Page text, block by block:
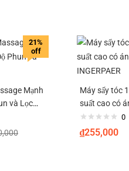
21%
off
Mạnh
và Lọc
Máy sấy tóc
suất cao có
V8
0
₫255,000